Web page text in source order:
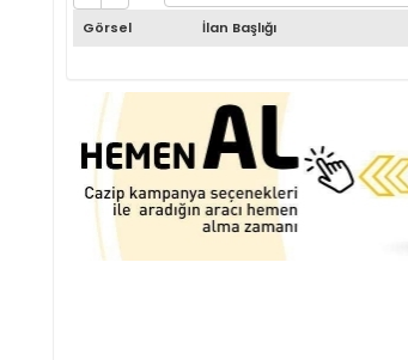
Görsel İlan Başlığı